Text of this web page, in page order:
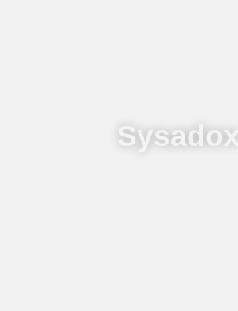
Sysadox